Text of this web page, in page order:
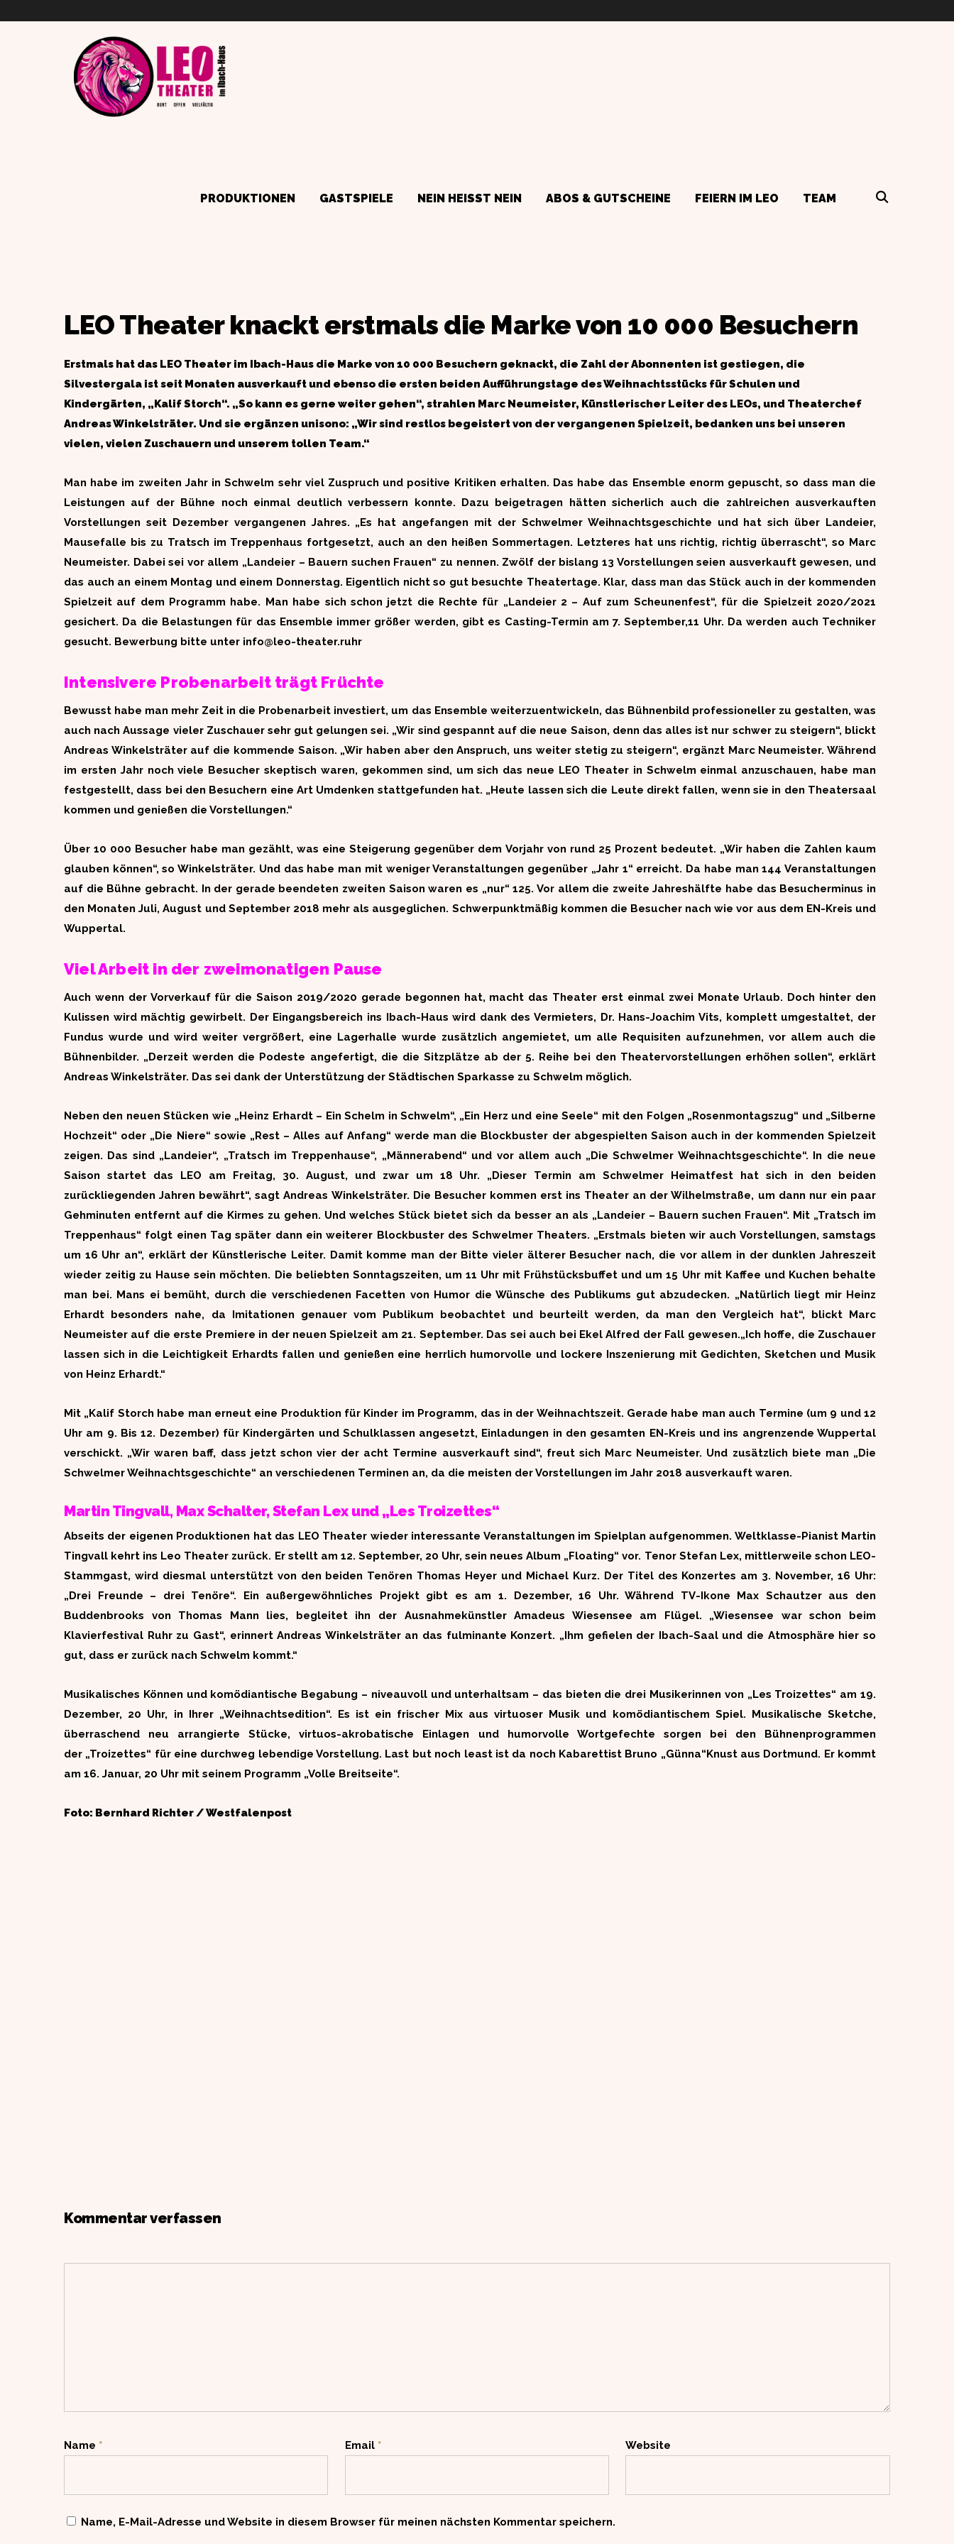
PRODUKTIONEN GASTSPIELE NEIN HEISST NEIN ABOS & GUTSCHEINE FEIERN IM LEO TEAM
LEO Theater knackt erstmals die Marke von 10 000 Besuchern
Erstmals hat das LEO Theater im Ibach-Haus die Marke von 10 000 Besuchern geknackt, die Zahl der Abonnenten ist gestiegen, die
Silvestergala ist seit Monaten ausverkauft und ebenso die ersten beiden Aufführungstage des Weihnachtsstücks für Schulen und
Kindergärten, „Kalif Storch“. „So kann es gerne weiter gehen“, strahlen Marc Neumeister, Künstlerischer Leiter des LEOs, und Theaterchef
Andreas Winkelsträter. Und sie ergänzen unisono: „Wir sind restlos begeistert von der vergangenen Spielzeit, bedanken uns bei unseren
vielen, vielen Zuschauern und unserem tollen Team.“
Man habe im zweiten Jahr in Schwelm sehr viel Zuspruch und positive Kritiken erhalten. Das habe das Ensemble enorm gepuscht, so dass man die
Leistungen auf der Bühne noch einmal deutlich verbessern konnte. Dazu beigetragen hätten sicherlich auch die zahlreichen ausverkauften
Vorstellungen seit Dezember vergangenen Jahres. „Es hat angefangen mit der Schwelmer Weihnachtsgeschichte und hat sich über Landeier,
Mausefalle bis zu Tratsch im Treppenhaus fortgesetzt, auch an den heißen Sommertagen. Letzteres hat uns richtig, richtig überrascht“, so Marc
Neumeister. Dabei sei vor allem „Landeier – Bauern suchen Frauen“ zu nennen. Zwölf der bislang 13 Vorstellungen seien ausverkauft gewesen, und
das auch an einem Montag und einem Donnerstag. Eigentlich nicht so gut besuchte Theatertage. Klar, dass man das Stück auch in der kommenden
Spielzeit auf dem Programm habe. Man habe sich schon jetzt die Rechte für „Landeier 2 – Auf zum Scheunenfest“, für die Spielzeit 2020/2021
gesichert. Da die Belastungen für das Ensemble immer größer werden, gibt es Casting-Termin am 7. September,11 Uhr. Da werden auch Techniker
gesucht. Bewerbung bitte unter info@leo-theater.ruhr
Intensivere Probenarbeit trägt Früchte
Bewusst habe man mehr Zeit in die Probenarbeit investiert, um das Ensemble weiterzuentwickeln, das Bühnenbild professioneller zu gestalten, was
auch nach Aussage vieler Zuschauer sehr gut gelungen sei. „Wir sind gespannt auf die neue Saison, denn das alles ist nur schwer zu steigern“, blickt
Andreas Winkelsträter auf die kommende Saison. „Wir haben aber den Anspruch, uns weiter stetig zu steigern“, ergänzt Marc Neumeister. Während
im ersten Jahr noch viele Besucher skeptisch waren, gekommen sind, um sich das neue LEO Theater in Schwelm einmal anzuschauen, habe man
festgestellt, dass bei den Besuchern eine Art Umdenken stattgefunden hat. „Heute lassen sich die Leute direkt fallen, wenn sie in den Theatersaal
kommen und genießen die Vorstellungen.“
Über 10 000 Besucher habe man gezählt, was eine Steigerung gegenüber dem Vorjahr von rund 25 Prozent bedeutet. „Wir haben die Zahlen kaum
glauben können“, so Winkelsträter. Und das habe man mit weniger Veranstaltungen gegenüber „Jahr 1“ erreicht. Da habe man 144 Veranstaltungen
auf die Bühne gebracht. In der gerade beendeten zweiten Saison waren es „nur“ 125. Vor allem die zweite Jahreshälfte habe das Besucherminus in
den Monaten Juli, August und September 2018 mehr als ausgeglichen. Schwerpunktmäßig kommen die Besucher nach wie vor aus dem EN-Kreis und
Wuppertal.
Viel Arbeit in der zweimonatigen Pause
Auch wenn der Vorverkauf für die Saison 2019/2020 gerade begonnen hat, macht das Theater erst einmal zwei Monate Urlaub. Doch hinter den
Kulissen wird mächtig gewirbelt. Der Eingangsbereich ins Ibach-Haus wird dank des Vermieters, Dr. Hans-Joachim Vits, komplett umgestaltet, der
Fundus wurde und wird weiter vergrößert, eine Lagerhalle wurde zusätzlich angemietet, um alle Requisiten aufzunehmen, vor allem auch die
Bühnenbilder. „Derzeit werden die Podeste angefertigt, die die Sitzplätze ab der 5. Reihe bei den Theatervorstellungen erhöhen sollen“, erklärt
Andreas Winkelsträter. Das sei dank der Unterstützung der Städtischen Sparkasse zu Schwelm möglich.
Neben den neuen Stücken wie „Heinz Erhardt – Ein Schelm in Schwelm“, „Ein Herz und eine Seele“ mit den Folgen „Rosenmontagszug“ und „Silberne
Hochzeit“ oder „Die Niere“ sowie „Rest – Alles auf Anfang“ werde man die Blockbuster der abgespielten Saison auch in der kommenden Spielzeit
zeigen. Das sind „Landeier“, „Tratsch im Treppenhause“, „Männerabend“ und vor allem auch „Die Schwelmer Weihnachtsgeschichte“. In die neue
Saison startet das LEO am Freitag, 30. August, und zwar um 18 Uhr. „Dieser Termin am Schwelmer Heimatfest hat sich in den beiden
zurückliegenden Jahren bewährt“, sagt Andreas Winkelsträter. Die Besucher kommen erst ins Theater an der Wilhelmstraße, um dann nur ein paar
Gehminuten entfernt auf die Kirmes zu gehen. Und welches Stück bietet sich da besser an als „Landeier – Bauern suchen Frauen“. Mit „Tratsch im
Treppenhaus“ folgt einen Tag später dann ein weiterer Blockbuster des Schwelmer Theaters. „Erstmals bieten wir auch Vorstellungen, samstags
um 16 Uhr an“, erklärt der Künstlerische Leiter. Damit komme man der Bitte vieler älterer Besucher nach, die vor allem in der dunklen Jahreszeit
wieder zeitig zu Hause sein möchten. Die beliebten Sonntagszeiten, um 11 Uhr mit Frühstücksbuffet und um 15 Uhr mit Kaffee und Kuchen behalte
man bei. Mans ei bemüht, durch die verschiedenen Facetten von Humor die Wünsche des Publikums gut abzudecken. „Natürlich liegt mir Heinz
Erhardt besonders nahe, da Imitationen genauer vom Publikum beobachtet und beurteilt werden, da man den Vergleich hat“, blickt Marc
Neumeister auf die erste Premiere in der neuen Spielzeit am 21. September. Das sei auch bei Ekel Alfred der Fall gewesen.„Ich hoffe, die Zuschauer
lassen sich in die Leichtigkeit Erhardts fallen und genießen eine herrlich humorvolle und lockere Inszenierung mit Gedichten, Sketchen und Musik
von Heinz Erhardt.“
Mit „Kalif Storch habe man erneut eine Produktion für Kinder im Programm, das in der Weihnachtszeit. Gerade habe man auch Termine (um 9 und 12
Uhr am 9. Bis 12. Dezember) für Kindergärten und Schulklassen angesetzt, Einladungen in den gesamten EN-Kreis und ins angrenzende Wuppertal
verschickt. „Wir waren baff, dass jetzt schon vier der acht Termine ausverkauft sind“, freut sich Marc Neumeister. Und zusätzlich biete man „Die
Schwelmer Weihnachtsgeschichte“ an verschiedenen Terminen an, da die meisten der Vorstellungen im Jahr 2018 ausverkauft waren.
Martin Tingvall, MaxSchalter, Stefan Lex und „Les Troizettes“
Abseits der eigenen Produktionen hat das LEO Theater wieder interessante Veranstaltungen im Spielplan aufgenommen. Weltklasse-Pianist Martin
Tingvall kehrt ins Leo Theater zurück. Er stellt am 12. September, 20 Uhr, sein neues Album „Floating“ vor. Tenor Stefan Lex, mittlerweile schon LEO-
Stammgast, wird diesmal unterstützt von den beiden Tenören Thomas Heyer und Michael Kurz. Der Titel des Konzertes am 3. November, 16 Uhr:
„Drei Freunde – drei Tenöre“. Ein außergewöhnliches Projekt gibt es am 1. Dezember, 16 Uhr. Während TV-Ikone Max Schautzer aus den
Buddenbrooks von Thomas Mann lies, begleitet ihn der Ausnahmekünstler Amadeus Wiesensee am Flügel. „Wiesensee war schon beim
Klavierfestival Ruhr zu Gast“, erinnert Andreas Winkelsträter an das fulminante Konzert. „Ihm gefielen der Ibach-Saal und die Atmosphäre hier so
gut, dass er zurück nach Schwelm kommt.“
Musikalisches Können und komödiantische Begabung – niveauvoll und unterhaltsam – das bieten die drei Musikerinnen von „Les Troizettes“ am 19.
Dezember, 20 Uhr, in Ihrer „Weihnachtsedition“. Es ist ein frischer Mix aus virtuoser Musik und komödiantischem Spiel. Musikalische Sketche,
überraschend neu arrangierte Stücke, virtuos-akrobatische Einlagen und humorvolle Wortgefechte sorgen bei den Bühnenprogrammen
der „Troizettes“ für eine durchweg lebendige Vorstellung. Last but noch least ist da noch Kabarettist Bruno „Günna“Knust aus Dortmund. Er kommt
am 16. Januar, 20 Uhr mit seinem Programm „Volle Breitseite“.
Foto: Bernhard Richter / Westfalenpost
Kommentar verfassen
Name * Email * Website
Name, E-Mail-Adresse und Website in diesem Browser für meinen nächsten Kommentar speichern.